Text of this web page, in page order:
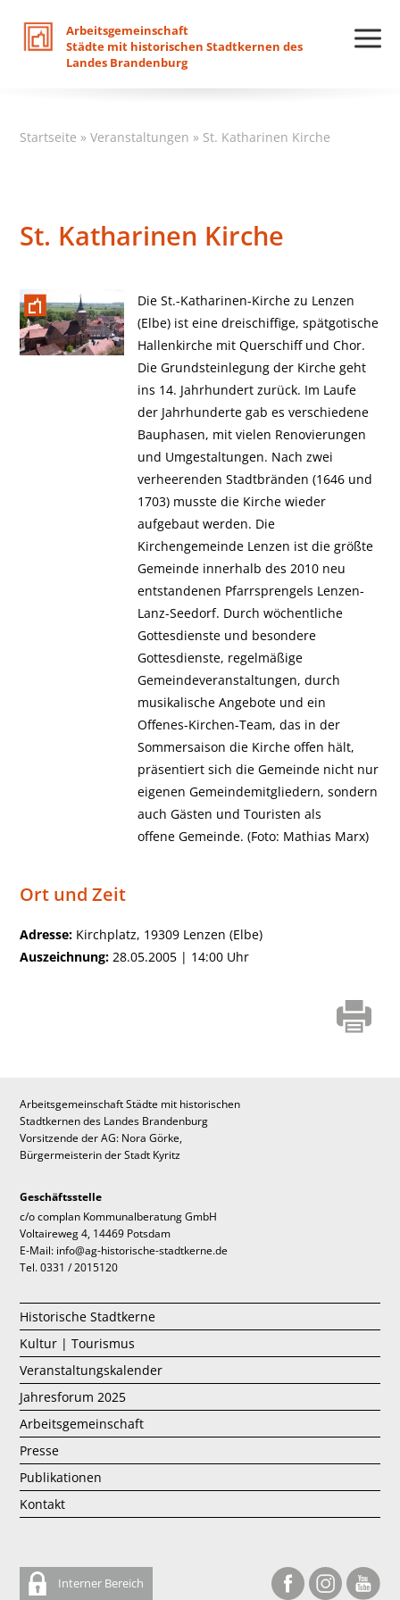
Arbeitsgemeinschaft
Städte mit historischen Stadtkernen des
Landes Brandenburg
Startseite »Veranstaltungen » St. Katharinen Kirche
St. Katharinen Kirche
Die St.-Katharinen-Kirche zu Lenzen
(Elbe) ist eine dreischiffige, spätgotische
Hallenkirche mit Querschiff und Chor.
Die Grundsteinlegung der Kirche geht
ins 14. Jahrhundert zurück. Im Laufe
der Jahrhunderte gab es verschiedene
Bauphasen, mit vielen Renovierungen
und Umgestaltungen. Nach zwei
verheerenden Stadtbränden (1646 und
1703) musste die Kirche wieder
aufgebaut werden. Die
Kirchengemeinde Lenzen ist die größte
Gemeinde innerhalb des 2010 neu
entstandenen Pfarrsprengels Lenzen-
Lanz-Seedorf. Durch wöchentliche
Gottesdienste und besondere
Gottesdienste, regelmäßige
Gemeindeveranstaltungen, durch
musikalische Angebote und ein
Offenes-Kirchen-Team, das in der
Sommersaison die Kirche offen hält,
präsentiert sich die Gemeinde nicht nur
eigenen Gemeindemitgliedern, sondern
auch Gästen und Touristen als
offene Gemeinde. (Foto: Mathias Marx)
Ort und Zeit
Adresse: Kirchplatz, 19309 Lenzen (Elbe)
Auszeichnung: 28.05.2005 | 14:00 Uhr
Arbeitsgemeinschaft Städte mit historischen
Stadtkernen des Landes Brandenburg
Vorsitzende der AG: Nora Görke,
Bürgermeisterin der Stadt Kyritz
Geschäftsstelle
c/o complan Kommunalberatung GmbH
Voltaireweg 4, 14469 Potsdam
E-Mail: info@ag-historische-stadtkerne.de
Tel. 0331 / 2015120
Historische Stadtkerne
Kultur | Tourismus
Veranstaltungskalender
Jahresforum 2025
Arbeitsgemeinschaft
Presse
Publikationen
Kontakt
Interner Bereich